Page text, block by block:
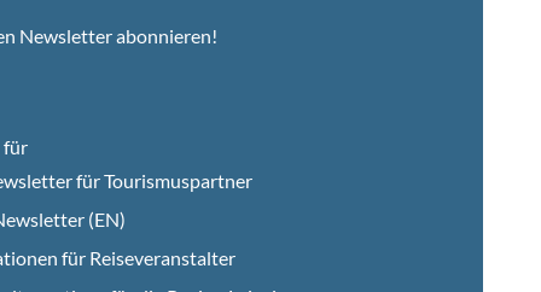
Newsletter abonnieren!
für
für Tourismuspartner
(EN)
für Reiseveranstalter